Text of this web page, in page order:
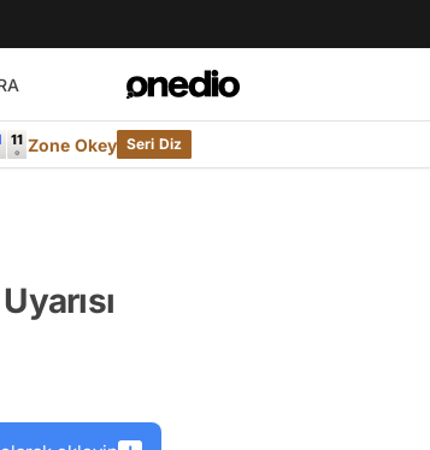
Zone Okey Seri Diz